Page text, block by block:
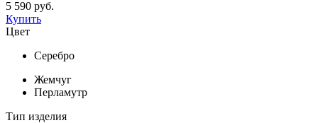
5 590 руб.
Купить
Цвет
Серебро
Жемчуг
Перламутр
Тип изделия